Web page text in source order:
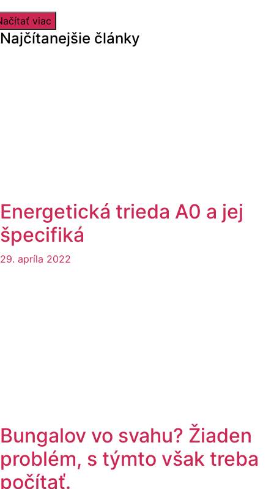
viac
Najčítanejšie články
Energetická trieda A0 a jej
špecifiká
29. apríla 2022
Bungalov vo svahu? Žiaden
problém, s týmto však treba
počítať.